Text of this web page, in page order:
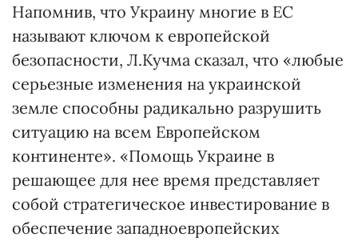
Напомнив, что Украину многие в ЕС
называют ключом к европейской
безопасности, Л.Кучма сказал, что «любые
серьезные изменения на украинской
земле способны радикально разрушить
ситуацию на всем Европейском
континенте». «Помощь Украине в
решающее для нее время представляет
собой стратегическое инвестирование в
обеспечение западноевропейских